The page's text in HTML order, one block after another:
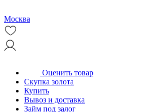
Москва
Оценить товар
Скупка золота
Купить
Вывоз и доставка
Займ под залог